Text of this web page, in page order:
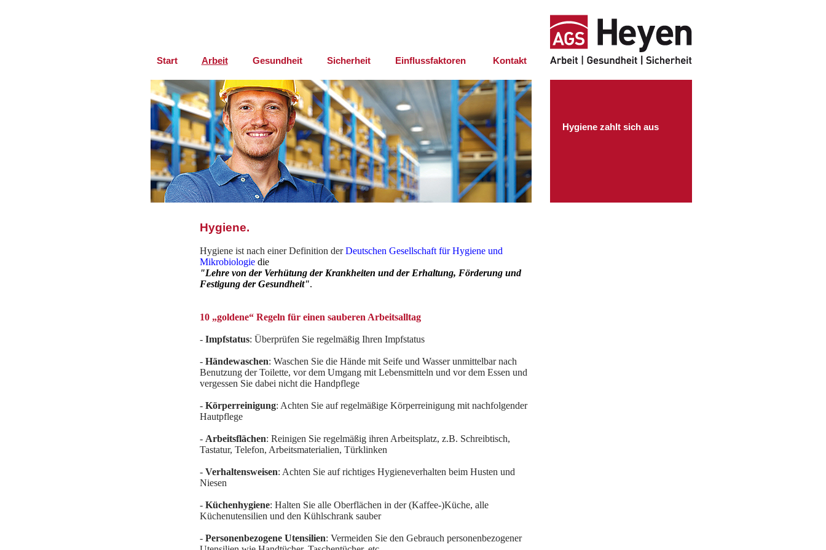
Hygiene.
Hygiene ist nach einer Definition derDeutschen Gesellschaft für Hygiene und
Mikrobiologie die
"Lehre von der Verhütung der Krankheiten und der Erhaltung, Förderung und
Festigung der Gesundheit".
10 „goldene“ Regeln für einen sauberen Arbeitsalltag
- Impfstatus: Überprüfen Sie regelmäßig Ihren Impfstatus
- Händewaschen: Waschen Sie die Hände mit Seife und Wasser unmittelbar nach
Benutzung der Toilette, vor dem Umgang mit Lebensmitteln und vor dem Essen und
vergessen Sie dabei nicht die Handpflege
- Körperreinigung: Achten Sie auf regelmäßige Körperreinigung mit nachfolgender
Hautpflege
- Arbeitsflächen: Reinigen Sie regelmäßig ihren Arbeitsplatz, z.B. Schreibtisch,
Tastatur, Telefon, Arbeitsmaterialien, Türklinken
- Verhaltensweisen: Achten Sie auf richtiges Hygieneverhalten beim Husten und
Niesen
- Küchenhygiene: Halten Sie alle Oberflächen in der (Kaffee-)Küche, alle
Küchenutensilien und den Kühlschrank sauber
- Personenbezogene Utensilien: Vermeiden Sie den Gebrauch personenbezogener
Hygiene zahlt sich aus
Start Arbeit Gesundheit Sicherheit Einflussfaktoren Kontakt